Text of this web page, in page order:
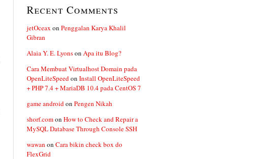
Recent Comments
jetOceax on Penggalan Karya Khalil
Gibran
Alaia Y. E. Lyonson Apa itu Blog?
Cara Membuat Virtualhost Domain pada
OpenLiteSpeedon Install OpenLiteSpeed
+ PHP 7.4 + MariaDB 10.4 pada CentOS 7
game androidon Pengen Nikah
shorf.comon How to Check and Repair a
MySQL Database Through Console SSH
wawan on Cara bikin check box do
FlexGrid